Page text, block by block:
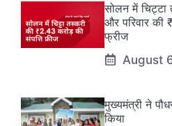
सोलन में चिट्टा
और परिवार की
फ्रीज
August
मुख्यमंत्री ने
किया